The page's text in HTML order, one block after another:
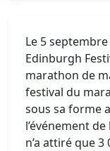
Le 5
Edinburgh
marathon de
festival du
sous sa forme
l’événement
n’a attiré que